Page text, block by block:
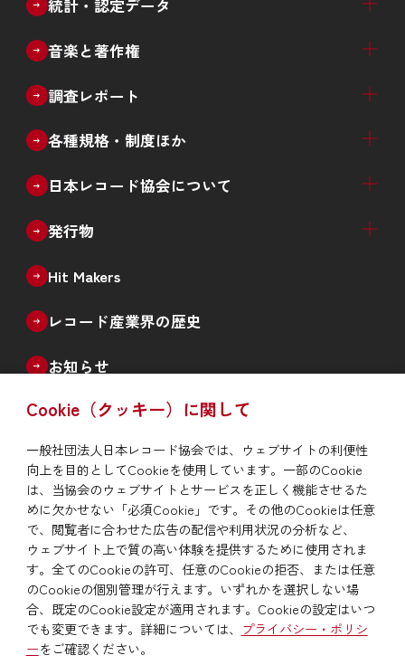
統計・認定データ
音楽ソフト売上推計（四半期）
音楽配信売上推計（四半期）
音楽ソフト・音楽配信売上推計（四半期）
生産実績（月次）
レコード産業 年次推移
新譜数（ジャンル別、種類別）
カタログ数（ジャンル別）
デビューアーティスト数推移
過去の統計データ
ゴールドディスク認定
ダウンロード認定
ストリーミング認定
日本ゴールドディスク大賞
音楽と著作権
著作権制度の概要
エルマーク
著作権啓発ツール
中高生向け学習プログラムのご案内
調査レポート
音楽メディアユーザー実態調査
違法音楽アプリ利用実態調査
その他の各種調査
各種規格・制度ほか
CDレンタル
再販制度
CDサンプル盤
音楽レコードの還流防止措置
RIS規格
ISRC
日本レコード協会について
日本レコード協会概要
事業案内
役員名簿
会員社（正会員、準会員、賛助会員）
情報公開
入会案内
採用情報
北京事務所と認証書の発行
発行物
機関誌「The Record」
統計誌「日本のレコード産業」
記念誌
Hit Makers
レコード産業界の歴史
お知らせ
よくあるご質問
会員社音源の違法利用情報通知
サイトマップ
サイトポリシー
プライバシー・ポリシー
関連リンク
Cookie（クッキー）に関して
一般社団法人日本レコード協会では、ウェブサイトの利便性
向上を目的としてCookieを使用しています。一部のCookie
は、当協会のウェブサイトとサービスを正しく機能させるた
めに欠かせない「必須Cookie」です。その他のCookieは任意
で、閲覧者に合わせた広告の配信や利用状況の分析など、
ウェブサイト上で質の高い体験を提供するために使用されま
す。全てのCookieの許可、任意のCookieの拒否、または任意
のCookieの個別管理が行えます。いずれかを選択しない場
合、既定のCookie設定が適用されます。Cookieの設定はいつ
でも変更できます。詳細については、 プライバシー・ポリシ
ーをご確認ください。